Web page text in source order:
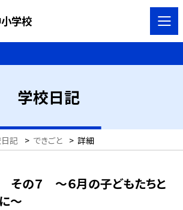
学校
学校日記
記 > できごと > 詳細
の７ 〜６月の子どもたちと
〜